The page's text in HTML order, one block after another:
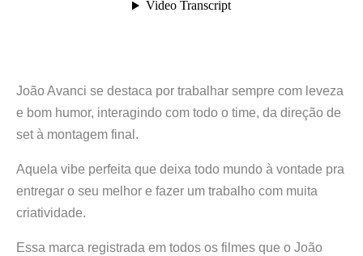
João Avanci se destaca por trabalhar sempre com leveza
e bom humor, interagindo com todo o time, da direção de
set à montagem final.
Aquela vibe perfeita que deixa todo mundo à vontade pra
entregar o seu melhor e fazer um trabalho com muita
criatividade.
Essa marca registrada em todos os filmes que o João